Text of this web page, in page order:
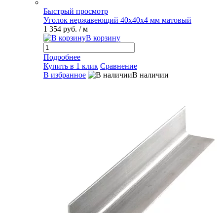
Быстрый просмотр
Уголок нержавеющий 40х40х4 мм матовый
1 354 руб. / м
В корзину
Подробнее
Купить в 1 клик Сравнение
В избранное
В наличии